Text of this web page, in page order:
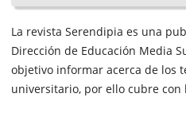
La revista Serendipia es una
Dirección de Educación Media
objetivo informar acerca de los
universitario, por ello cubre